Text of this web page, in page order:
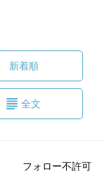
新着順
全文
フォロー不許可